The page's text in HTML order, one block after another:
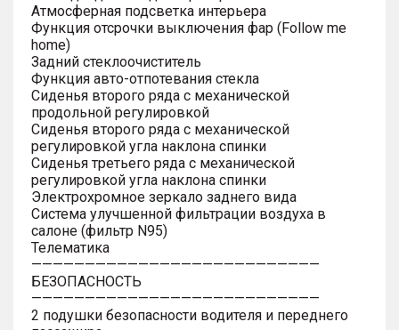
Атмосферная подсветка интерьера
Функция отсрочки выключения фар (Follow me
home)
Задний стеклоочиститель
Функция авто-отпотевания стекла
Сиденья второго ряда с механической
продольной регулировкой
Сиденья второго ряда с механической
регулировкой угла наклона спинки
Сиденья третьего ряда с механической
регулировкой угла наклона спинки
Электрохромное зеркало заднего вида
Система улучшенной фильтрации воздуха в
салоне (фильтр N95)
Телематика
———————————————————————————
БЕЗОПАСНОСТЬ
———————————————————————————
2 подушки безопасности водителя и переднего